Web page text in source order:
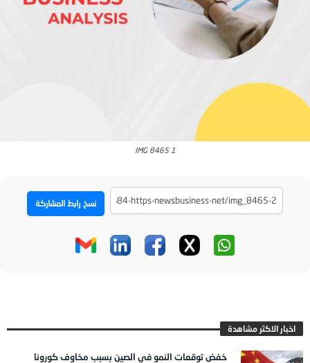
IMG 8465 1
نسخ رابط المشاركة
اخبار الاكثر مشاهدة
خفض توقعات النمو في الصين بسبب مخاوف كورونا